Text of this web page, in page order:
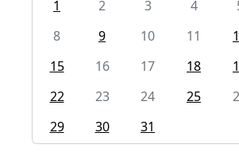
1
2 3 4
8
9 10 11
15
16 17 18
22
23 24 25
29
30 31